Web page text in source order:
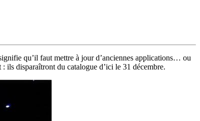
qu’il faut mettre à jour d’anciennes applications… ou
ils disparaîtront du catalogue d’ici le 31 décembre.